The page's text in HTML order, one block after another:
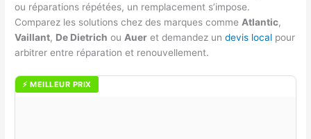
ou réparations répétées, un remplacement s’impose.
Comparez les solutions chez des marques comme Atlantic,
Vaillant, De Dietrich ou Auer et demandez undevis local pour
arbitrer entre réparation et renouvellement.
⚡ MEILLEUR PRIX